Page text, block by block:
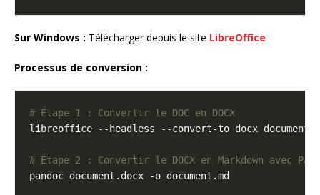
Sur Windows : Télécharger depuis le site LibreOffice
Processus de conversion :
# Étape 1 : Convertir le DOC en DOCX
# Étape 2 : Convertir le DOCX en Markdown avec